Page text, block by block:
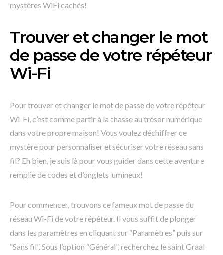
mystères WiFi cachés!
Trouver et changer le mot
de passe de votre répéteur
Wi-Fi
Pour trouver et changer le mot de passe de votre répéteur
Wi-Fi, c’est comme partir à la chasse au trésor numérique
dans votre propre maison! Vous voulez déchiffrer ce
mystère pour personnaliser et sécuriser votre réseau sans
fil? Eh bien, je suis là pour vous guider dans cette aventure
remplie de codes et d’onglets lumineux!
Pour commencer, trouvons ce fameux mot de passe du
réseau Wi-Fi de votre répéteur. Il vous suffit de plonger
dans les paramètres en cliquant sur “Paramètres” puis sur
“Sans fil”. Sous l’option “Général”, recherchez le saint Graal